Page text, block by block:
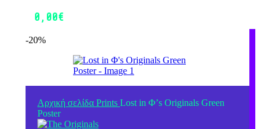
0,00€
-20%
Αρχική σελίδα Prints Lost in Φ’s Originals Green
Poster